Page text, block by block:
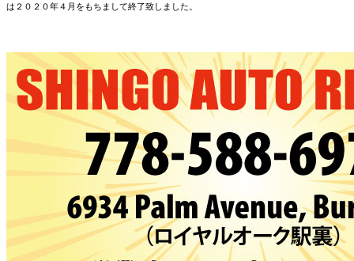
は２０２０年４月をもちまして終了致しました。